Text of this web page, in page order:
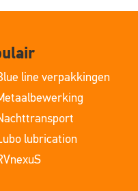
line verpakkingen
lubrication